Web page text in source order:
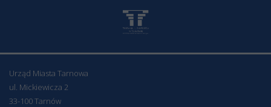
Urząd Miasta Tarnowa
ul. Mickiewicza 2
33-100 Tarnów